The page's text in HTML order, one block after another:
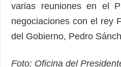
varias reuniones en el
negociaciones con el rey
del Gobierno, Pedro
Foto: Oficina del